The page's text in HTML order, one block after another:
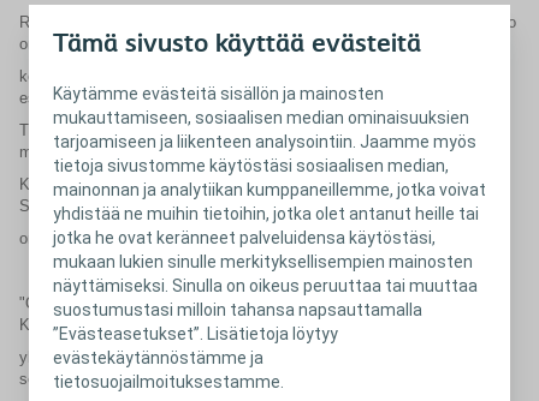
Tämä sivusto käyttää evästeitä
Käytämme evästeitä sisällön ja mainosten
mukauttamiseen, sosiaalisen median ominaisuuksien
tarjoamiseen ja liikenteen analysointiin. Jaamme myös
tietoja sivustomme käytöstäsi sosiaalisen median,
mainonnan ja analytiikan kumppaneillemme, jotka voivat
yhdistää ne muihin tietoihin, jotka olet antanut heille tai
jotka he ovat keränneet palveluidensa käytöstäsi,
mukaan lukien sinulle merkityksellisempien mainosten
näyttämiseksi. Sinulla on oikeus peruuttaa tai muuttaa
suostumustasi milloin tahansa napsauttamalla
”Evästeasetukset”. Lisätietoja löytyy
evästekäytännöstämme ja
tietosuojailmoituksestamme.
Red Dot -muotoilupalkinnolla. Vuodesta 1954 Red Dot -muotoilupalkinto
on
keskittynyt innovaatioihin, käyttökokemuksiin sekä kulutustavaroiden
estetiikkaan.
Tänä vuonna tuomaristo koostui muotoilun asiantuntijoista eri puolilta
maailmaa.
Kilpailussa oli 1994 osanottajaa 56 maasta. Coloplastin lanseeraama
SpeediCath Compact Eve
on otettu onnistuneesti vastaan eri puolilla maailmaa.
"Olemme erittäin ylpeitä ja tyytyväisiä Red Dot -muotoilupalkinnosta.
Koemme, että se on
yleinen tunnustus erityisesti siitä, miten olemme onnistuneet yhdistää
sekä toiminnallisuuden